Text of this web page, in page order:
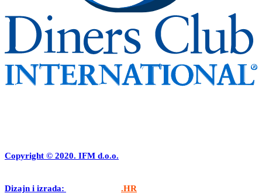
Copyright © 2020. IFM d.o.o.
Dizajn i izrada: .HR